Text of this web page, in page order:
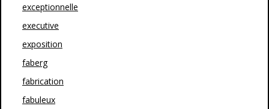
exceptionnelle
executive
exposition
faberg
fabrication
fabuleux